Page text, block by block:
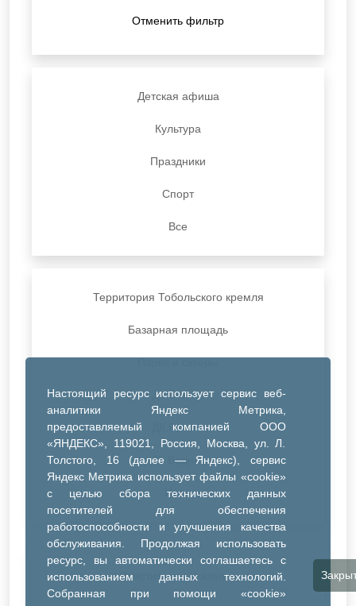
Настоящий ресурс использует сервис веб-
аналитики Яндекс Метрика,
предоставляемый компанией ООО
«ЯНДЕКС», 119021, Россия, Москва, ул. Л.
Толстого, 16 (далее — Яндекс), сервис
Яндекс Метрика использует файлы «cookie»
с целью сбора технических данных
посетителей для обеспечения
работоспособности и улучшения качества
обслуживания. Продолжая использовать
ресурс, вы автоматически соглашаетесь с
использованием данных технологий.
Собранная при помощи «cookie»
Отменить фильтр
Детская афиша
Культура
Праздники
Спорт
Все
Территория Тобольского кремля
Базарная площадь
ДК Синтез
ДК Речник
ДК Водник
Иное
Очистить все фильтры